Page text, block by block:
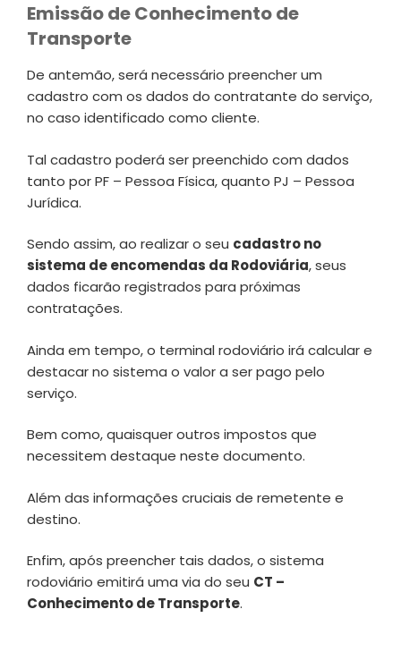
Emissão de Conhecimento de
Transporte
De antemão, será necessário preencher um
cadastro com os dados do contratante do serviço,
no caso identificado como cliente.
Tal cadastro poderá ser preenchido com dados
tanto por PF – Pessoa Física, quanto PJ – Pessoa
Jurídica.
Sendo assim, ao realizar o seu cadastro no
sistema de encomendas da Rodoviária, seus
dados ficarão registrados para próximas
contratações.
Ainda em tempo, o terminal rodoviário irá calcular e
destacar no sistema o valor a ser pago pelo
serviço.
Bem como, quaisquer outros impostos que
necessitem destaque neste documento.
Além das informações cruciais de remetente e
destino.
Enfim, após preencher tais dados, o sistema
rodoviário emitirá uma via do seu CT –
Conhecimento de Transporte.